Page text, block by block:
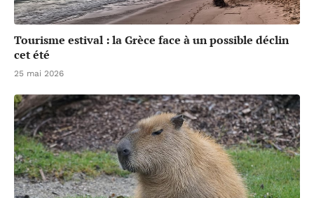
Tourisme estival : la Grèce face à un possible déclin
cet été
25 mai 2026